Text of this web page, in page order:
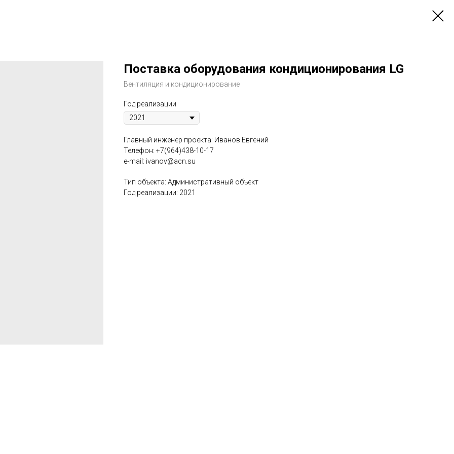
Поставка оборудования кондиционирования LG
Вентиляция и кондиционирование
Год реализации
Главный инженер проекта: Иванов Евгений
Телефон: +7(964)438-10-17
e-mail: ivanov@acn.su
Тип объекта: Административный объект
Год реализации: 2021